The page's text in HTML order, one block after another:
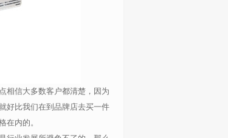
相信大多数客户都清楚，因为
好比我们在到品牌店去买一件
在内的。